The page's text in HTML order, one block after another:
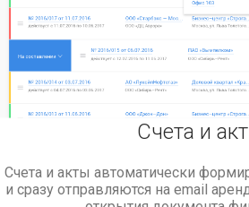
Счета и
Счета и акты автоматически
и сразу отправляются на email